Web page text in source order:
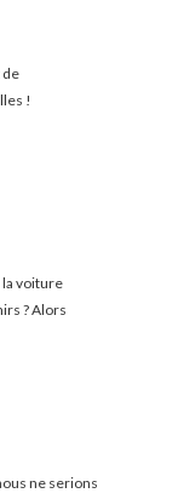
de
!
la voiture
? Alors
ne serions